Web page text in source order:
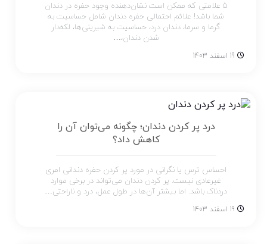
5 علامتی که ممکن است نشان‌دهنده وجود حفره در دندان
شما باشد! علائم احتمالی حفره دندان شامل حساسیت به
گرما و سرما، دندان درد، حساسیت به شیرینی‌ها، لکه‌دار
شدن دندان،…
19 اسفند 1403
درد پر کردن دندان؛ چگونه می‌توان آن را
کاهش داد؟
احساس ترس یا نگرانی در مورد پر کردن حفره دندانی امری
غیرعادی نیست. پر کردن دندان می‌تواند در برخی موارد
دردناک باشد. اما بیشتر آن‌ها در طول عمل، درد و ناراحتی…
19 اسفند 1403